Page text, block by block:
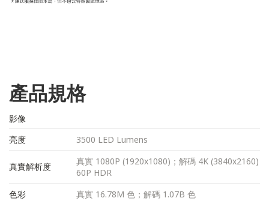
產品規格
影像
亮度
3500 LED Lumens
真實解析度
真實 1080P (1920x1080)；解碼 4K (3840x2160)
60P HDR
色彩
真實 16.78M 色；解碼 1.07B 色